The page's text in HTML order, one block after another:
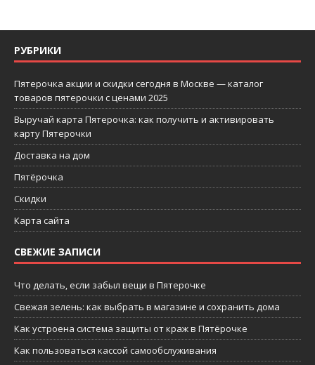
РУБРИКИ
Пятерочка акции и скидки сегодня в Москве — каталог
товаров пятерочки с ценами 2025
Выручай карта Пятерочка: как получить и активировать
карту Пятерочки
Доставка на дом
Пятёрочка
Скидки
Карта сайта
СВЕЖИЕ ЗАПИСИ
Что делать, если забыл вещи в Пятерочке
Свежая зелень: как выбрать в магазине и сохранить дома
Как устроена система защиты от краж в Пятёрочке
Как пользоваться кассой самообслуживания